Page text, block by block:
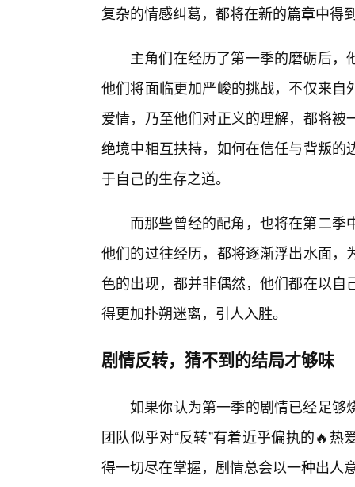
复杂的情感纠葛，都将在新的篇章中得
主角们在经历了第一季的磨砺后
他们将面临更加严峻的挑战，不仅来
爱情，乃至他们对正义的理解，都将
绝境中相互扶持，如何在信任与背叛
于自己的生存之道。
而那些曾经的配角，也将在第二
他们的过往经历，都将逐渐浮出水面
色的出现，都并非偶然，他们都在以
得更加扑朔迷离，引人入胜。
剧情反转，猜不到的结局才够味
如果你认为第一季的剧情已经足够
团队似乎对“反转”有着近乎偏执的🔥
得一切尽在掌握，剧情总会以一种出人